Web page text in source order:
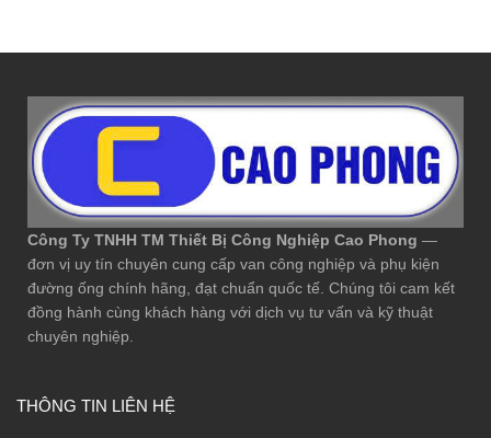
Công Ty TNHH TM Thiết Bị Công Nghiệp Cao Phong —
đơn vị uy tín chuyên cung cấp van công nghiệp và phụ kiện
đường ống chính hãng, đạt chuẩn quốc tế. Chúng tôi cam kết
đồng hành cùng khách hàng với dịch vụ tư vấn và kỹ thuật
chuyên nghiệp.
THÔNG TIN LIÊN HỆ